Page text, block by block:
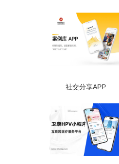
社交分享APP